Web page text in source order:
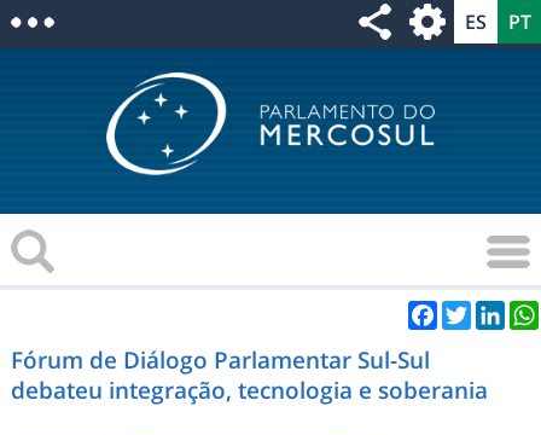
Facebook
Twitter
Fórum de Diálogo Parlamentar Sul-Sul
debateu integração, tecnologia e soberania